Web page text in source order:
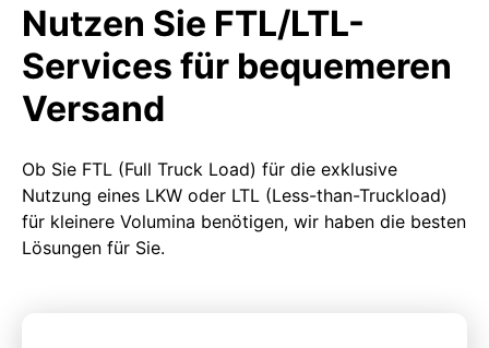
Nutzen Sie FTL/LTL-
Services für bequemeren
Versand
Ob Sie FTL (Full Truck Load) für die exklusive
Nutzung eines LKW oder LTL (Less-than-Truckload)
für kleinere Volumina benötigen, wir haben die besten
Lösungen für Sie.